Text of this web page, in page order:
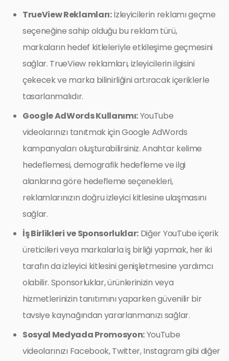
TrueView Reklamları:İzleyicilerin reklamı geçme
seçeneğine sahip olduğu bu reklam türü,
markaların hedef kitleleriyle etkileşime geçmesini
sağlar. TrueView reklamları, izleyicilerin ilgisini
çekecek ve marka bilinirliğini artıracak içeriklerle
tasarlanmalıdır.
Google AdWords Kullanımı:YouTube
videolarınızı tanıtmak için Google AdWords
kampanyaları oluşturabilirsiniz. Anahtar kelime
hedeflemesi, demografik hedefleme ve ilgi
alanlarına göre hedefleme seçenekleri,
reklamlarınızın doğru izleyici kitlesine ulaşmasını
sağlar.
İş Birlikleri ve Sponsorluklar: Diğer YouTube içerik
üreticileri veya markalarla iş birliği yapmak, her iki
tarafın da izleyici kitlesini genişletmesine yardımcı
olabilir. Sponsorluklar, ürünlerinizin veya
hizmetlerinizin tanıtımını yaparken güvenilir bir
tavsiye kaynağından yararlanmanızı sağlar.
Sosyal Medyada Promosyon:YouTube
videolarınızı Facebook, Twitter, Instagram gibi diğer